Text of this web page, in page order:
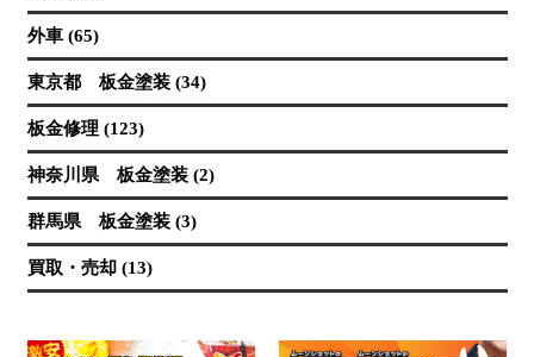
外車 (65)
東京都 板金塗装 (34)
板金修理 (123)
神奈川県 板金塗装 (2)
群馬県 板金塗装 (3)
買取・売却 (13)